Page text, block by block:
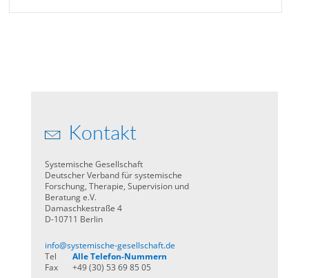
Kontakt
Systemische Gesellschaft
Deutscher Verband für systemische
Forschung, Therapie, Supervision und
Beratung e.V.
Damaschkestraße 4
D-10711 Berlin
info@systemische-gesellschaft.de
Tel
Alle Telefon-Nummern
Fax
+49 (30) 53 69 85 05